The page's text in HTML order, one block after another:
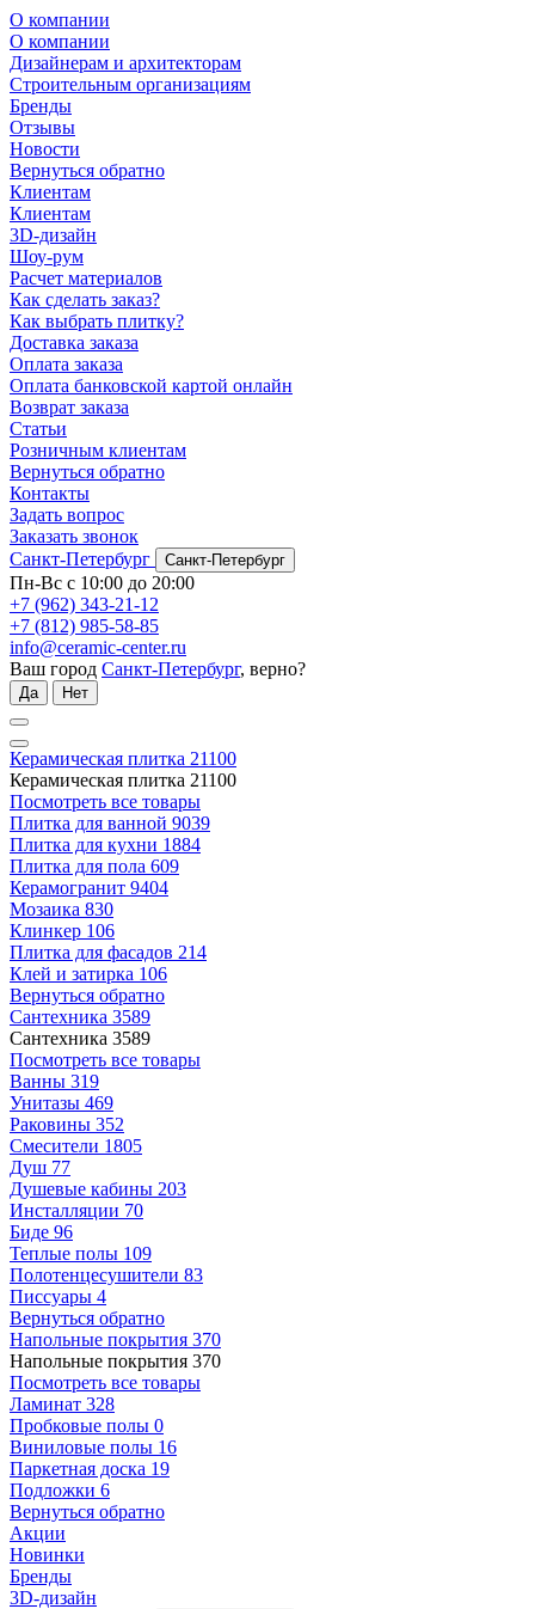
О компании
О компании
Дизайнерам и архитекторам
Строительным организациям
Бренды
Отзывы
Новости
Вернуться обратно
Клиентам
Клиентам
3D-дизайн
Шоу-рум
Расчет материалов
Как сделать заказ?
Как выбрать плитку?
Доставка заказа
Оплата заказа
Оплата банковской картой онлайн
Возврат заказа
Статьи
Розничным клиентам
Вернуться обратно
Контакты
Задать вопрос
Заказать звонок
Санкт-Петербург
Санкт-Петербург
Пн-Вс с 10:00 до 20:00
+7 (962) 343-21-12
+7 (812) 985-58-85
info@ceramic-center.ru
Ваш город Санкт-Петербург, верно?
Да Нет
Керамическая плитка 21100
Керамическая плитка 21100
Посмотреть все товары
Плитка для ванной 9039
Плитка для кухни 1884
Плитка для пола 609
Керамогранит 9404
Мозаика 830
Клинкер 106
Плитка для фасадов 214
Клей и затирка 106
Вернуться обратно
Сантехника 3589
Сантехника 3589
Посмотреть все товары
Ванны 319
Унитазы 469
Раковины 352
Смесители 1805
Душ 77
Душевые кабины 203
Инсталляции 70
Биде 96
Теплые полы 109
Полотенцесушители 83
Писсуары 4
Вернуться обратно
Напольные покрытия 370
Напольные покрытия 370
Посмотреть все товары
Ламинат 328
Пробковые полы 0
Виниловые полы 16
Паркетная доска 19
Подложки 6
Вернуться обратно
Акции
Новинки
Бренды
3D-дизайн